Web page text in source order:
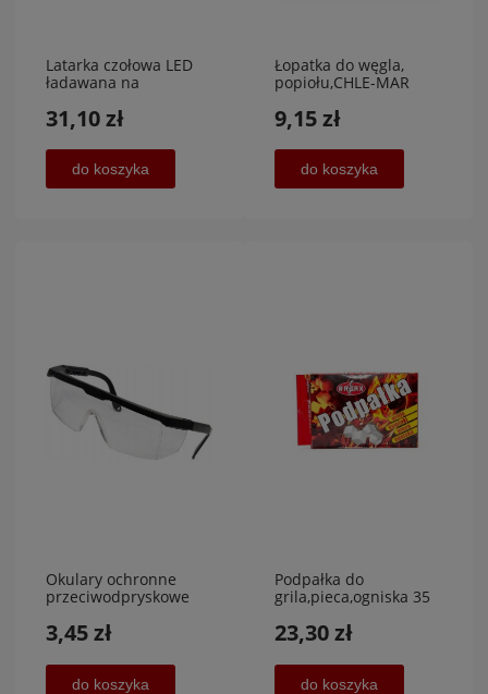
Latarka czołowa LED
ładawana na
31,10 zł
do koszyka
Łopatka do węgla,
popiołu,CHLE-MAR
9,15 zł
do koszyka
Okulary ochronne
przeciwodpryskowe
3,45 zł
do koszyka
Podpałka do
grila,pieca,ogniska 35
DELFIN
23,30 zł
do koszyka